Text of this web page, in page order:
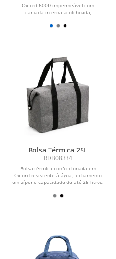
Oxford 600D impermeável com
camada interna acolchoada,
Bolsa Térmica 25L
RDB08334
Bolsa térmica confeccionada em
Oxford resistente à água, fechamento
em zíper e capacidade de até 25 litros.